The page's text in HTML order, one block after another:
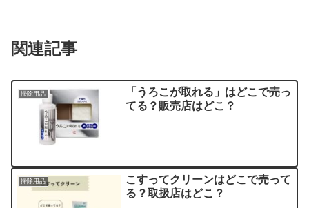
関連記事
掃除用品
「うろこが取れる」はどこで売っ
てる？販売店はどこ？
掃除用品
こすってクリーンはどこで売って
る？取扱店はどこ？